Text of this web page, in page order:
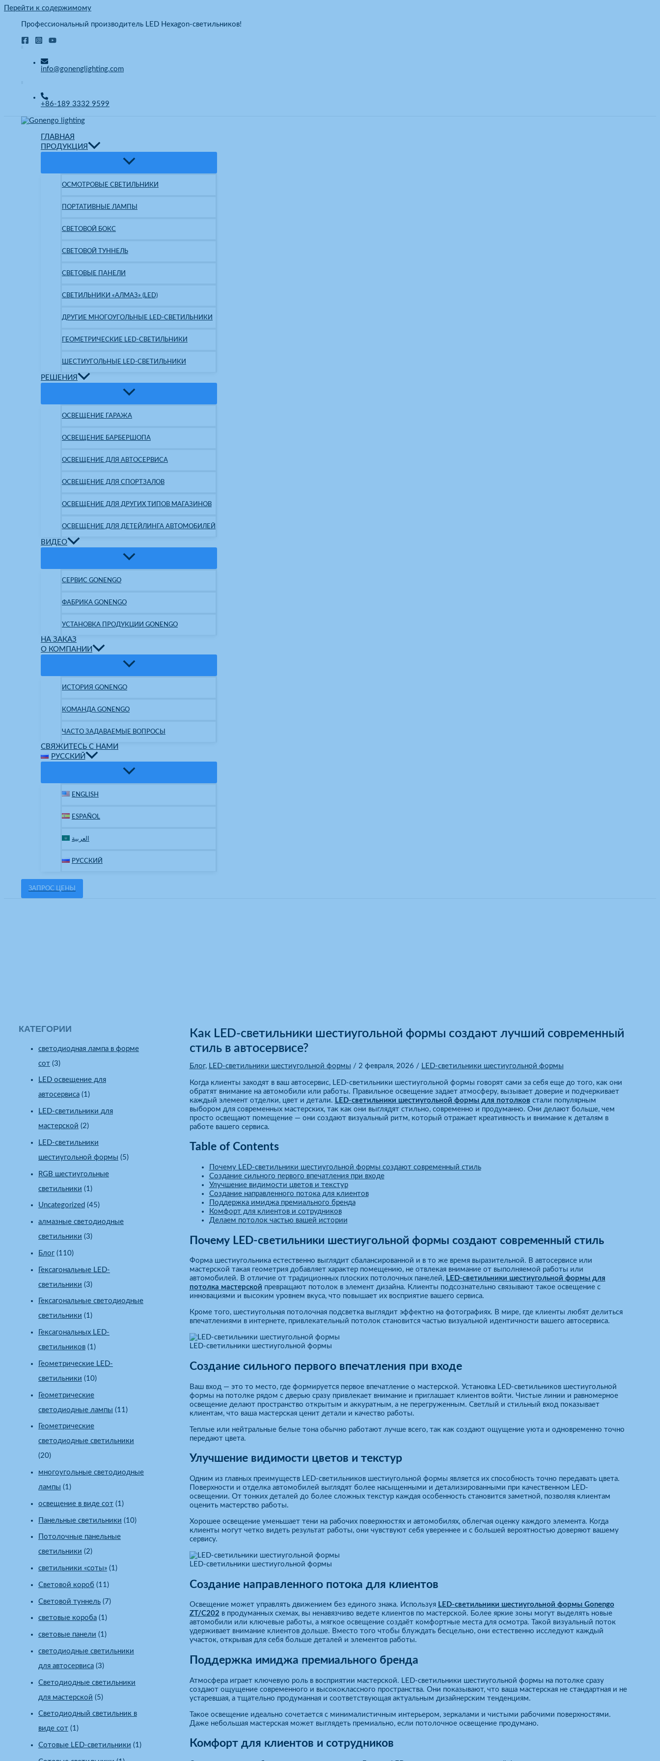
Перейти к содержимому
Профессиональный производитель LED Hexagon-светильников!
info@gonenglighting.com
+86-189 3332 9599
ГЛАВНАЯ
ПРОДУКЦИЯ
ОСМОТРОВЫЕ СВЕТИЛЬНИКИ
ПОРТАТИВНЫЕ ЛАМПЫ
СВЕТОВОЙ БОКС
СВЕТОВОЙ ТУННЕЛЬ
СВЕТОВЫЕ ПАНЕЛИ
СВЕТИЛЬНИКИ «АЛМАЗ» (LED)
ДРУГИЕ МНОГОУГОЛЬНЫЕ LED-СВЕТИЛЬНИКИ
ГЕОМЕТРИЧЕСКИЕ LED-СВЕТИЛЬНИКИ
ШЕСТИУГОЛЬНЫЕ LED-СВЕТИЛЬНИКИ
РЕШЕНИЯ
ОСВЕЩЕНИЕ ГАРАЖА
ОСВЕЩЕНИЕ БАРБЕРШОПА
ОСВЕЩЕНИЕ ДЛЯ АВТОСЕРВИСА
ОСВЕЩЕНИЕ ДЛЯ СПОРТЗАЛОВ
ОСВЕЩЕНИЕ ДЛЯ ДРУГИХ ТИПОВ МАГАЗИНОВ
ОСВЕЩЕНИЕ ДЛЯ ДЕТЕЙЛИНГА АВТОМОБИЛЕЙ
ВИДЕО
СЕРВИС GONENGO
ФАБРИКА GONENGO
УСТАНОВКА ПРОДУКЦИИ GONENGO
НА ЗАКАЗ
О КОМПАНИИ
ИСТОРИЯ GONENGO
КОМАНДА GONENGO
ЧАСТО ЗАДАВАЕМЫЕ ВОПРОСЫ
СВЯЖИТЕСЬ С НАМИ
РУССКИЙ
ENGLISH
ESPAÑOL
العربية
РУССКИЙ
ЗАПРОС ЦЕНЫ
КАТЕГОРИИ
cветодиодная лампа в форме
сот (3)
LED освещение для
автосервиса (1)
LED-светильники для
мастерской (2)
LED-светильники
шестиугольной формы (5)
RGB шестиугольные
светильники (1)
Uncategorized (45)
алмазные светодиодные
светильники (3)
Блог (110)
Гексагональные LED-
светильники (3)
Гексагональные светодиодные
светильники (1)
Гексагональных LED-
светильников (1)
Геометрические LED-
светильники (10)
Геометрические
светодиодные лампы (11)
Геометрические
светодиодные светильники
(20)
многоугольные светодиодные
лампы (1)
освещение в виде сот (1)
Панельные светильники (10)
Потолочные панельные
светильники (2)
светильники «соты» (1)
Световой короб (11)
Световой туннель (7)
световые короба (1)
световые панели (1)
светодиодные светильники
для автосервиса (3)
Светодиодные светильники
для мастерской (5)
Светодиодный светильник в
виде сот (1)
Сотовые LED-светильники (1)
Как LED-светильники шестиугольной формы создают лучший современный
стиль в автосервисе?
Блог, LED-светильники шестиугольной формы / 2 февраля, 2026 / LED-светильники шестиугольной формы
Когда клиенты заходят в ваш автосервис, LED-светильники шестиугольной формы говорят сами за себя еще до того, как они
обратят внимание на автомобили или работы. Правильное освещение задает атмосферу, вызывает доверие и подчеркивает
каждый элемент отделки, цвет и детали. LED-светильники шестиугольной формы для потолков стали популярным
выбором для современных мастерских, так как они выглядят стильно, современно и продуманно. Они делают больше, чем
просто освещают помещение — они создают визуальный ритм, который отражает креативность и внимание к деталям в
работе вашего сервиса.
Table of Contents
Почему LED-светильники шестиугольной формы создают современный стиль
Создание сильного первого впечатления при входе
Улучшение видимости цветов и текстур
Создание направленного потока для клиентов
Поддержка имиджа премиального бренда
Комфорт для клиентов и сотрудников
Делаем потолок частью вашей истории
Почему LED-светильники шестиугольной формы создают современный стиль
Форма шестиугольника естественно выглядит сбалансированной и в то же время выразительной. В автосервисе или
мастерской такая геометрия добавляет характер помещению, не отвлекая внимание от выполняемой работы или
автомобилей. В отличие от традиционных плоских потолочных панелей, LED-светильники шестиугольной формы для
потолка мастерской превращают потолок в элемент дизайна. Клиенты подсознательно связывают такое освещение с
инновациями и высоким уровнем вкуса, что повышает их восприятие вашего сервиса.
Кроме того, шестиугольная потолочная подсветка выглядит эффектно на фотографиях. В мире, где клиенты любят делиться
впечатлениями в интернете, привлекательный потолок становится частью визуальной идентичности вашего автосервиса.
LED-светильники шестиугольной формы
Создание сильного первого впечатления при входе
Ваш вход — это то место, где формируется первое впечатление о мастерской. Установка LED-светильников шестиугольной
формы на потолке рядом с дверью сразу привлекает внимание и приглашает клиентов войти. Чистые линии и равномерное
освещение делают пространство открытым и аккуратным, а не перегруженным. Светлый и стильный вход показывает
клиентам, что ваша мастерская ценит детали и качество работы.
Теплые или нейтральные белые тона обычно работают лучше всего, так как создают ощущение уюта и одновременно точно
передают цвета.
Улучшение видимости цветов и текстур
Одним из главных преимуществ LED-светильников шестиугольной формы является их способность точно передавать цвета.
Поверхности и отделка автомобилей выглядят более насыщенными и детализированными при качественном LED-
освещении. От тонких деталей до более сложных текстур каждая особенность становится заметной, позволяя клиентам
оценить мастерство работы.
Хорошее освещение уменьшает тени на рабочих поверхностях и автомобилях, облегчая оценку каждого элемента. Когда
клиенты могут четко видеть результат работы, они чувствуют себя увереннее и с большей вероятностью доверяют вашему
сервису.
LED-светильники шестиугольной формы
Создание направленного потока для клиентов
Освещение может управлять движением без единого знака. Используя LED-светильники шестиугольной формы Gonengo
ZT/C202 в продуманных схемах, вы ненавязчиво ведете клиентов по мастерской. Более яркие зоны могут выделять новые
автомобили или ключевые работы, а мягкое освещение создаёт комфортные места для осмотра. Такой визуальный поток
удерживает внимание клиентов дольше. Вместо того чтобы блуждать бесцельно, они естественно исследуют каждый
участок, открывая для себя больше деталей и элементов работы.
Поддержка имиджа премиального бренда
Атмосфера играет ключевую роль в восприятии мастерской. LED-светильники шестиугольной формы на потолке сразу
создают ощущение современного и высококлассного пространства. Они показывают, что ваша мастерская не стандартная и не
устаревшая, а тщательно продуманная и соответствующая актуальным дизайнерским тенденциям.
Такое освещение идеально сочетается с минималистичным интерьером, зеркалами и чистыми рабочими поверхностями.
Даже небольшая мастерская может выглядеть премиально, если потолочное освещение продумано.
Комфорт для клиентов и сотрудников